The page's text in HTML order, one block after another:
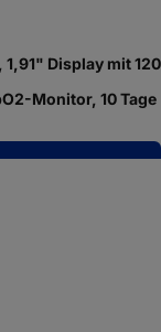
Display mit 120
Monitor, 10 Tage